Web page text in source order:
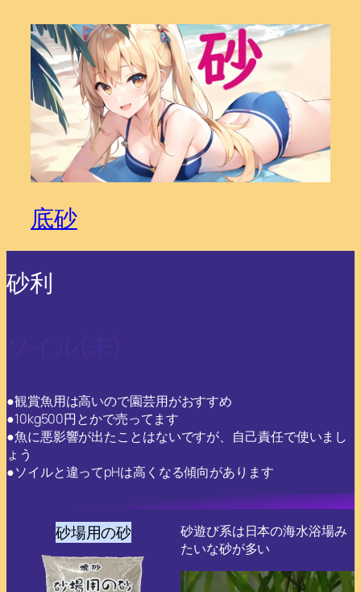
底砂
砂利
●観賞魚用は高いので園芸用がおすすめ
●10kg500円とかで売ってます
●魚に悪影響が出たことはないですが、自己責任で使いまし
ょう
●ソイルと違ってpHは高くなる傾向があります
砂場用の砂
砂遊び系は日本の海水浴場み
たいな砂が多い